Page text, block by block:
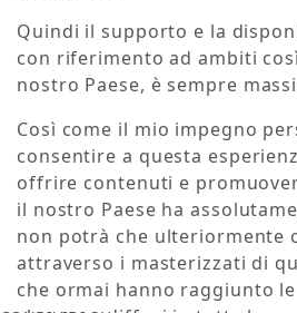
Quindi il supporto e la
con riferimento ad ambiti
nostro Paese, è sempre
Così come il mio impegno
consentire a questa
offrire contenuti e
il nostro Paese ha
non potrà che ulteriormente
attraverso i masterizzati di
che ormai hanno raggiunto